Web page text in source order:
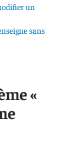
un
sans
«